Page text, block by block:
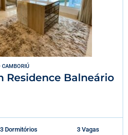
CAMBORIÚ
Residence Balneário
3 Dormitórios 3 Vagas